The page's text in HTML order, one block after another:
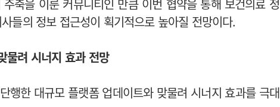
축을 이룬 커뮤니티인 만큼 이번 협약을 통해 보건의료 정
들의 정보 접근성이 획기적으로 높아질 전망이다.
물려 시너지 효과 전망
행한 대규모 플랫폼 업데이트와 맞물려 시너지 효과를 극대